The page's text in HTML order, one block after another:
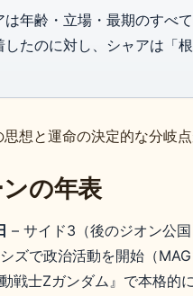
年齢・立場・最期のすべ
たのに対し、シャアは「
想と運命の決定的な分岐
の年表
– サイド3（後のジオン公
ズで政治活動を開始（
戦士Ζガンダム』で本格的